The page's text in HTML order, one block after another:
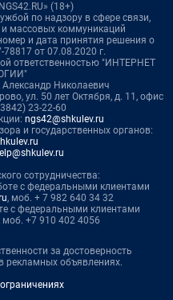
(18+)
по надзору в сфере связи,
массовых коммуникаций
и дата принятия решения о
от 07.08.2020 г.
ответственностью "ИНТЕРНЕТ
Николаевич
ул. 50 лет Октября, д. 11, офис
23-22-60
ngs42@shkulev.ru
и государственных органов:
сотрудничества:
с федеральными клиентами
, моб. + 7 982 640 34 32
с федеральными клиентами
моб. +7 910 402 4056
за достоверность
рекламных объявлениях.